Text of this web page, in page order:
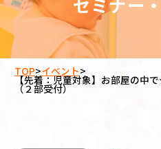
TOP>イベント>
【先着：児童対象】お部屋の中
（２部受付）